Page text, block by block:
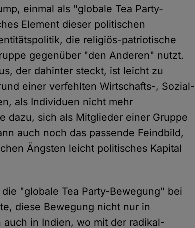
einmal als "globale Tea Party-
Element dieser politischen
die religiös-patriotische
gegenüber "den Anderen" nutzt.
der dahinter steckt, ist leicht zu
einer verfehlten Wirtschafts-, Sozial-
als Individuen nicht mehr
dazu, sich als Mitglieder einer Gruppe
auch noch das passende Feindbild,
Ängsten leicht politisches Kapital
"globale Tea Party-Bewegung" bei
diese Bewegung nicht nur in
in Indien, wo mit der radikal-